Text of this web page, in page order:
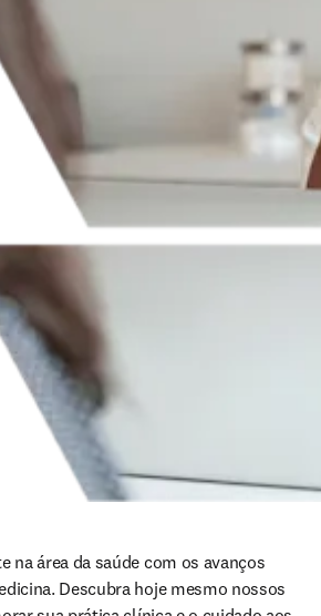
na área da saúde com os avanços
Descubra hoje mesmo nossos